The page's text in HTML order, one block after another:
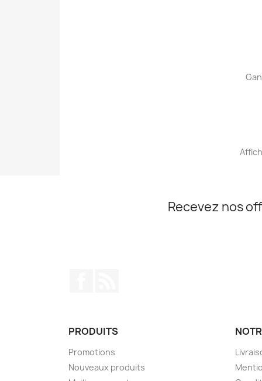
Recevez nos
PRODUITS
Promotions
Nouveaux produits